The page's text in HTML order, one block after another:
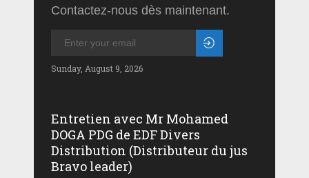
Contactez-nous dès maintenant.
Sunday, August 9, 2026
Entretien avec Mr Mohamed
DOGA PDG de EDF Divers
Distribution (Distributeur du jus
Bravo leader)